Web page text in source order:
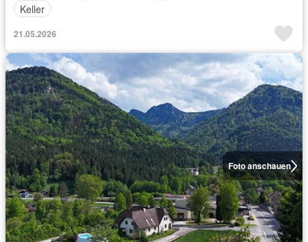
Keller
21.05.2026
Foto anschauen